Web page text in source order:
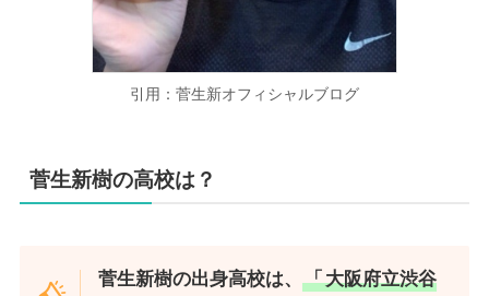
引用：菅生新オフィシャルブログ
菅生新樹の高校は？
菅生新樹の出身高校は、「大阪府立渋谷